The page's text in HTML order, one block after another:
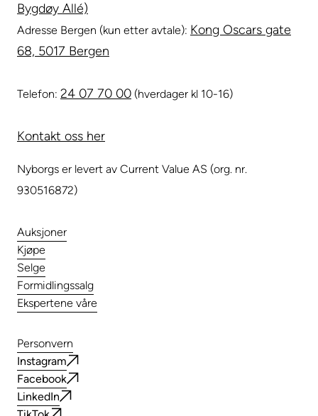
Bygdøy Allé)
Adresse Bergen (kun etter avtale): Kong Oscars gate
68, 5017 Bergen
Telefon: 24 07 70 00 (hverdager kl 10-16)
Kontakt oss her
Nyborgs er levert av Current Value AS (org. nr.
930516872)
Auksjoner
Kjøpe
Selge
Formidlingssalg
Ekspertene våre
Personvern
Instagram
Facebook
LinkedIn